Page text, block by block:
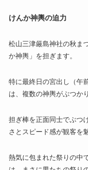
けんか神輿の迫力
松山三津厳島神社の秋ま
か神輿」を担ぎます。
特に最終日の宮出し（午
は、複数の神輿がぶつか
担ぎ棒を正面同士でぶつ
さとスピード感が観客を
熱気に包まれた祭りの中